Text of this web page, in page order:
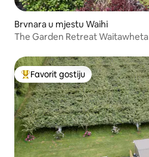
Brvnara u mjestu Waihi
The Garden Retreat Waitawheta
Glavni favorit gostiju
Favorit gostiju